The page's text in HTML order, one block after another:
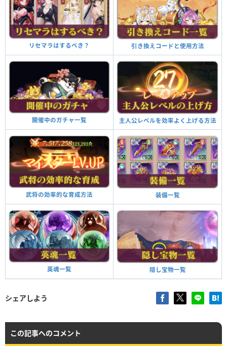
リセマラはするべき？ 引き換えコードと使用方法
開催中のガチャ一覧 主人公レベルを効率よく上げる方法
武将の効率的な育成方法 装備一覧
英魂一覧 隠し宝物一覧
シェアしよう
この記事へのコメント